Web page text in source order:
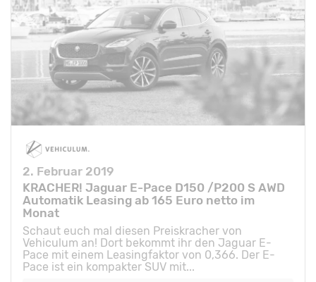
2. Februar 2019
KRACHER! Jaguar E-Pace D150 /P200 S AWD
Automatik Leasing ab 165 Euro netto im
Monat
Schaut euch mal diesen Preiskracher von
Vehiculum an! Dort bekommt ihr den Jaguar E-
Pace mit einem Leasingfaktor von 0,366. Der E-
Pace ist ein kompakter SUV mit...